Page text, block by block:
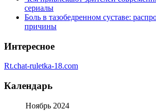
сериалы
Боль в тазобедренном суставе:
причины
Интересное
Rt.chat-ruletka-18.com
Календарь
Ноябрь 2024